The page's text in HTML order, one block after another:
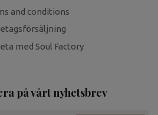
and conditions
med Soul Factory
på vårt nyhetsbrev